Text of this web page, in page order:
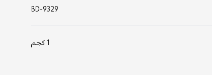
BD-9329
1 كجم